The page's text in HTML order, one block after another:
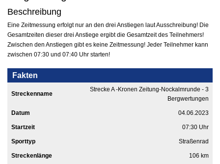
Beschreibung
Eine Zeitmessung erfolgt nur an den drei Anstiegen laut Ausschreibung! Die
Gesamtzeiten dieser drei Anstiege ergibt die Gesamtzeit des Teilnehmers!
Zwischen den Anstiegen gibt es keine Zeitmessung! Jeder Teilnehmer kann
zwischen 07:30 und 07:40 Uhr starten!
Fakten
Streckenname
Strecke A -Kronen Zeitung-Nockalmrunde - 3
Bergwertungen
Datum 04.06.2023
Startzeit 07:30 Uhr
Sporttyp Straßenrad
Streckenlänge 106 km